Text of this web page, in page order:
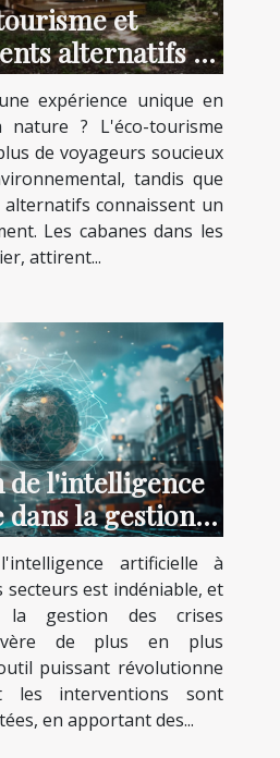
et
alternatifs :
dans les
expérience unique en
nature ? L'éco-tourisme
de voyageurs soucieux
tandis que
connaissent un
Les cabanes dans les
attirent...
de l'intelligence
la gestion
humanitaires
et défisartificielle à
est indéniable, et
gestion des crises
de plus en plus
puissant révolutionne
les interventions sont
en apportant des...